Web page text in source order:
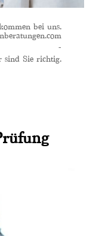
bei uns.
-
sind Sie richtig.